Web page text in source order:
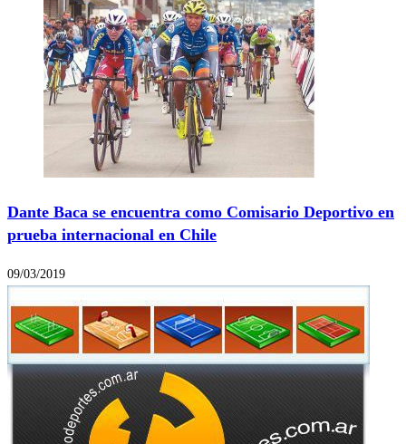
Dante Baca se encuentra como Comisario Deportivo en
prueba internacional en Chile
09/03/2019